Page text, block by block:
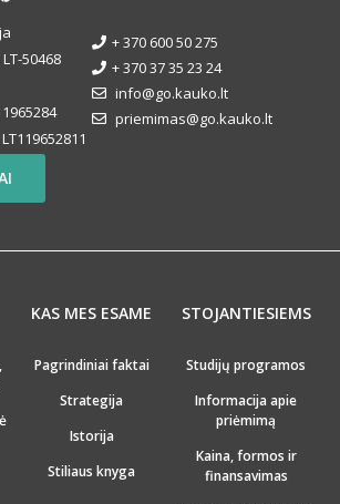
50468
+ 370 600 50 275
+ 370 37 35 23 24
info@go.kauko.lt
priemimas@go.kauko.lt
KAS MES ESAME
Pagrindiniai faktai
Strategija
Istorija
Stiliaus knyga
STOJANTIESIEMS
Studijų programos
Informacija apie
priėmimą
Kaina, formos ir
finansavimas